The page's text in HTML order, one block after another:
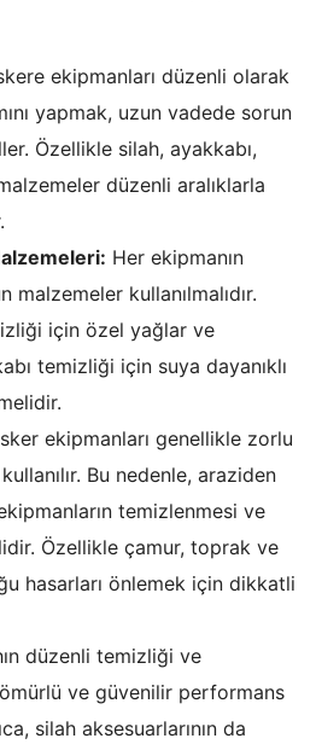
ekipmanları düzenli olarak
yapmak, uzun vadede sorun
Özellikle silah, ayakkabı,
düzenli aralıklarla
Her ekipmanın
kullanılmalıdır.
için özel yağlar ve
temizliği için suya dayanıklı
ekipmanları genellikle zorlu
Bu nedenle, araziden
temizlenmesi ve
Özellikle çamur, toprak ve
hasarları önlemek için dikkatli
düzenli temizliği ve
ve güvenilir performans
silah aksesuarlarının da